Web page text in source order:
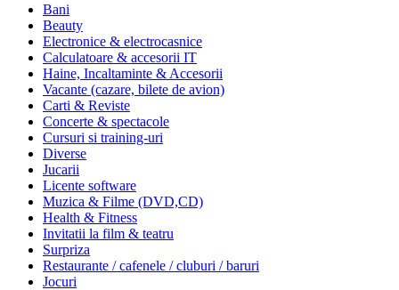
Bani
Beauty
Electronice & electrocasnice
Calculatoare & accesorii IT
Haine, Incaltaminte & Accesorii
Vacante (cazare, bilete de avion)
Carti & Reviste
Concerte & spectacole
Cursuri si training-uri
Diverse
Jucarii
Licente software
Muzica & Filme (DVD,CD)
Health & Fitness
Invitatii la film & teatru
Surpriza
Restaurante / cafenele / cluburi / baruri
Jocuri